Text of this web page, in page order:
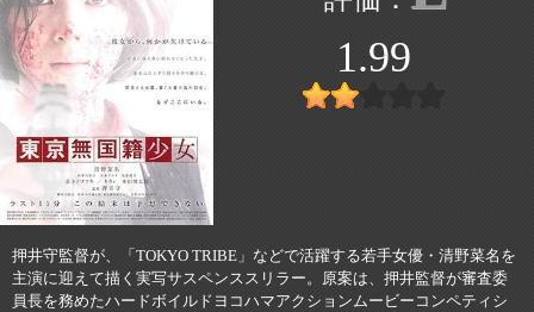
1.99
押井守監督が、「TOKYO TRIBE」などで活躍する若手女優・清野菜名を
主演に迎えて描く実写サスペンススリラー。原案は、押井監督が審査委
員長を務めたハードボイルドヨコハマアクションムービーコンペティシ